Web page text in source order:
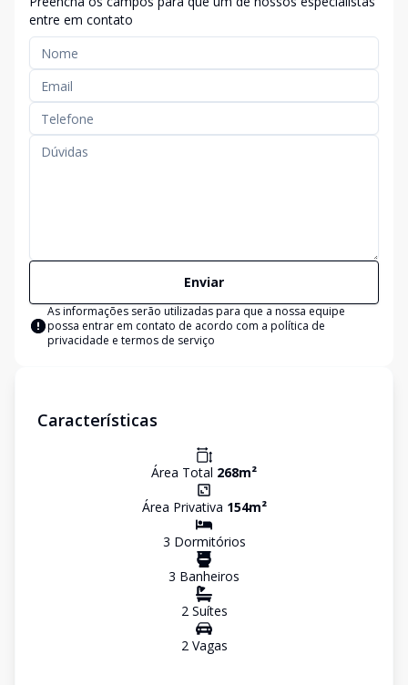
entre em contato
Enviar
As informações serão utilizadas para que a nossa equipe
possa entrar em contato de acordo com a política de
privacidade e termos de serviço
Características
Área Total 268m²
Área Privativa 154m²
3 Dormitórios
3 Banheiros
2Suítes
2Vagas